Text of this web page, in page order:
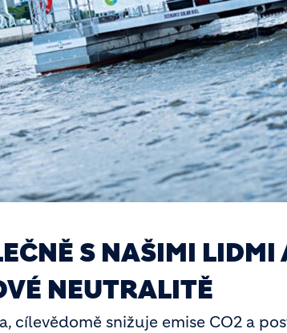
S NAŠIMI LIDMI
NEUTRALITĚ
cílevědomě snižuje emise CO2 a